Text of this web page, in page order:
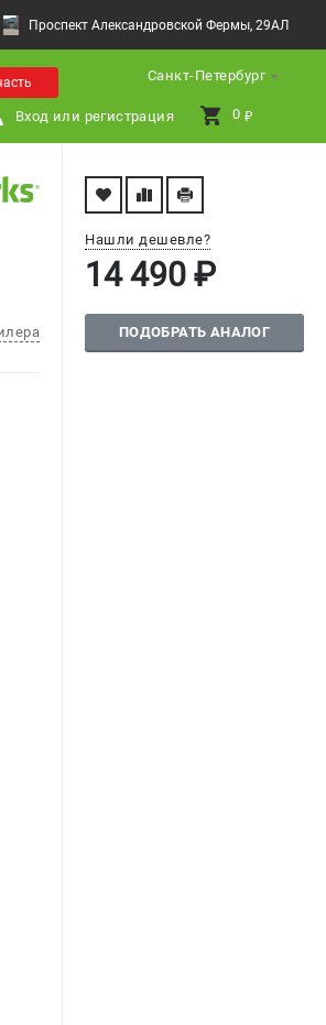
Проспект Александровской Фермы, 29АЛ
Санкт-Петербург
Вход или регистрация 0 ₽
Нашли дешевле?
14 490 ₽
ПОДОБРАТЬ АНАЛОГ